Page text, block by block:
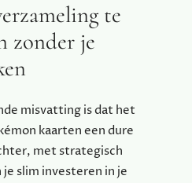
te
zonder je
misvatting is dat het
kaarten een dure
met strategisch
slim investeren in je